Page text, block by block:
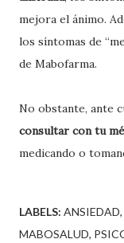
mejora el ánimo.
los síntomas de
de Mabofarma.
No obstante, ante
consultar con tu
medicando o
LABELS: ANSIEDAD
MABOSALUD